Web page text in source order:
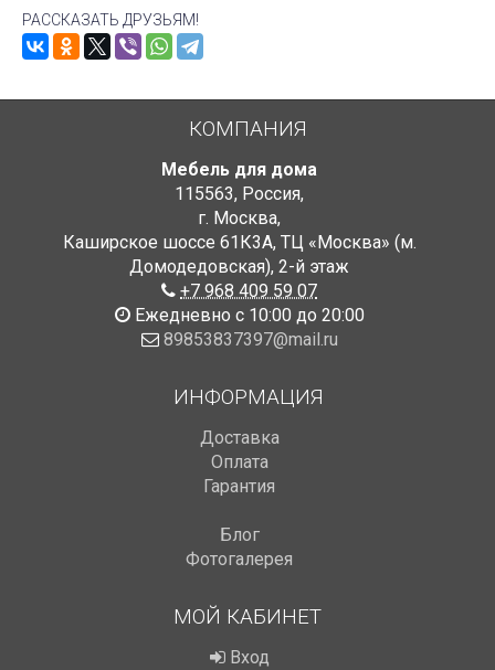
РАССКАЗАТЬ ДРУЗЬЯМ!
КОМПАНИЯ
Мебель для дома
115563, Россия,
г. Москва,
Каширское шоссе 61К3А, ТЦ «Москва» (м.
Домодедовская), 2-й этаж
+7 968 409 59 07
Ежедневно с 10:00 до 20:00
89853837397@mail.ru
ИНФОРМАЦИЯ
Доставка
Оплата
Гарантия
Блог
Фотогалерея
МОЙ КАБИНЕТ
Вход